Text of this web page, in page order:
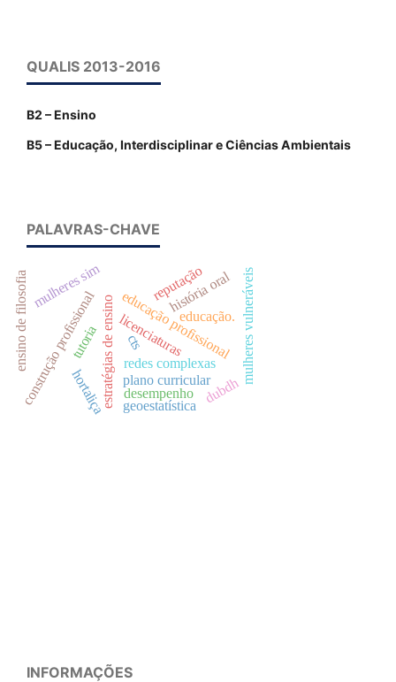
QUALIS 2013-2016
B2 – Ensino
B5 – Educação, Interdisciplinar e Ciências Ambientais
PALAVRAS-CHAVE
educação profissional
estratégias de ensino
redes complexas
plano curricular
história oral
construção profissional educação.
mulheres sim mulheres vulneráveis
hortaliça
licenciaturas
reputação
desempenho dubdh
ensino de filosofia
geoestatística
tutoria cts
INFORMAÇÕES